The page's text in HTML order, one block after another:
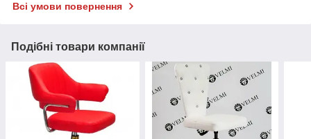
Всі умови повернення
Подібні товари компанії